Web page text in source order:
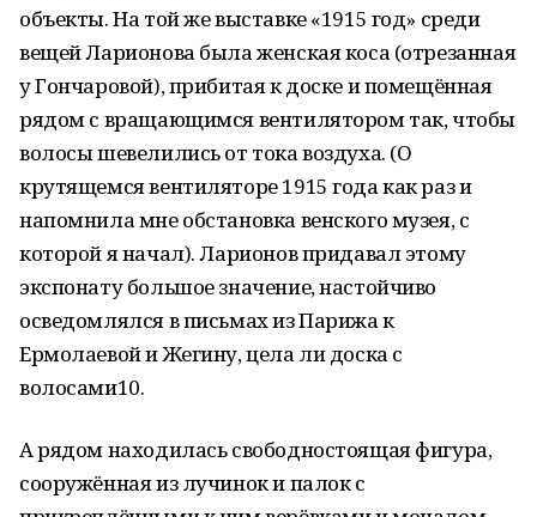
объекты. На той же выставке «1915 год» среди
вещей Ларионова была женская коса (отрезанная
у Гончаровой), прибитая к доске и помещённая
рядом с вращающимся вентилятором так, чтобы
волосы шевелились от тока воздуха. (О
крутящемся вентиляторе 1915 года как раз и
напомнила мне обстановка венского музея, с
которой я начал). Ларионов придавал этому
экспонату большое значение, настойчиво
осведомлялся в письмах из Парижа к
Ермолаевой и Жегину, цела ли доска с
волосами10.
А рядом находилась свободностоящая фигура,
сооружённая из лучинок и палок с